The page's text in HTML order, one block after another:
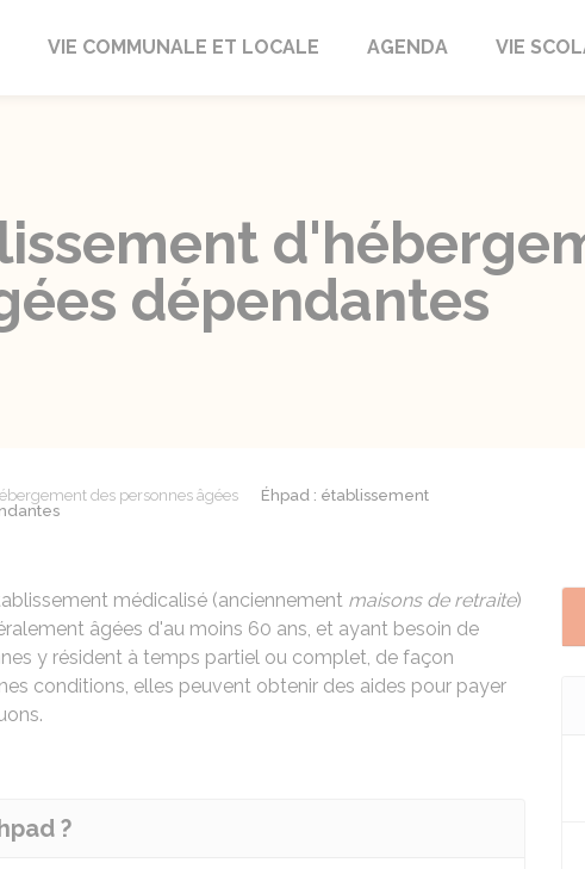
Lautrait
VIE COMMUNALE ET LOCALE AGENDA VIE
dépendantes
des personnes âgées
Éhpad : établissement
médicalisé (anciennement maisons de retraite)
âgées d'au moins 60 ans, et ayant besoin de
y résident à temps partiel ou complet, de façon
conditions, elles peuvent obtenir des aides pour payer
?